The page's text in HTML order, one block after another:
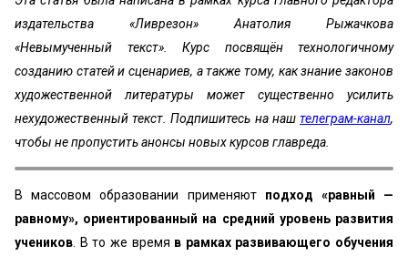
издательства «Ливрезон» Анатолия Рыжачкова
«Невымученный текст». Курс посвящён технологичному
созданию статей и сценариев, а также тому, как знание законов
художественной литературы может существенно усилить
нехудожественный текст. Подпишитесь на наш телеграм-канал,
чтобы не пропустить анонсы новых курсов главреда.
В массовом образовании применяют подход «равный —
равному», ориентированный на средний уровень развития
учеников . В то же время в рамках развивающего обучения